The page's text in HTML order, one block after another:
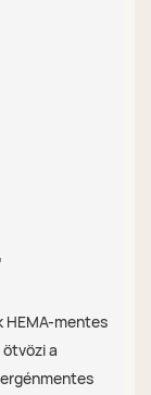
HEMA-mentes
a